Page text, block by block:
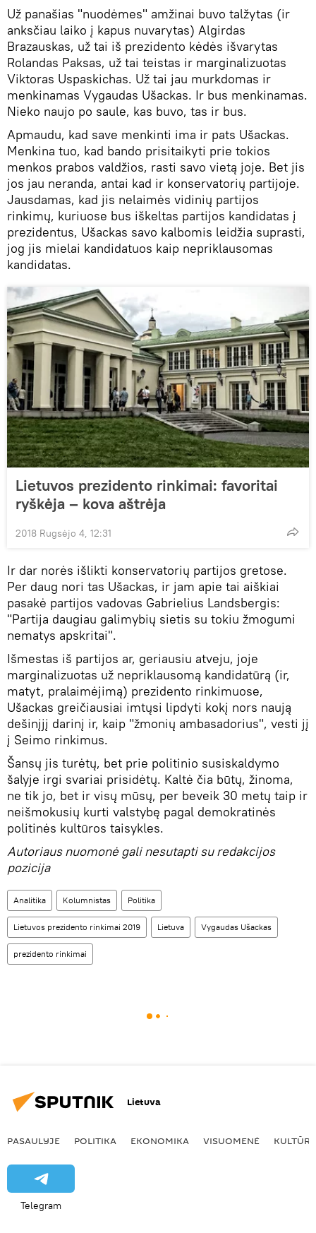
Už panašias "nuodėmes" amžinai buvo talžytas (ir
anksčiau laiko į kapus nuvarytas) Algirdas
Brazauskas, už tai iš prezidento kėdės išvarytas
Rolandas Paksas, už tai teistas ir marginalizuotas
Viktoras Uspaskichas. Už tai jau murkdomas ir
menkinamas Vygaudas Ušackas. Ir bus menkinamas.
Nieko naujo po saule, kas buvo, tas ir bus.
Apmaudu, kad save menkinti ima ir pats Ušackas.
Menkina tuo, kad bando prisitaikyti prie tokios
menkos prabos valdžios, rasti savo vietą joje. Bet jis
jos jau neranda, antai kad ir konservatorių partijoje.
Jausdamas, kad jis nelaimės vidinių partijos
rinkimų, kuriuose bus iškeltas partijos kandidatas į
prezidentus, Ušackas savo kalbomis leidžia suprasti,
jog jis mielai kandidatuos kaip nepriklausomas
kandidatas.
Lietuvos prezidento rinkimai: favoritai
ryškėja – kova aštrėja
2018 Rugsėjo 4, 12:31
Ir dar norės išlikti konservatorių partijos gretose.
Per daug nori tas Ušackas, ir jam apie tai aiškiai
pasakė partijos vadovas Gabrielius Landsbergis:
"Partija daugiau galimybių sietis su tokiu žmogumi
nematys apskritai".
Išmestas iš partijos ar, geriausiu atveju, joje
marginalizuotas už nepriklausomą kandidatūrą (ir,
matyt, pralaimėjimą) prezidento rinkimuose,
Ušackas greičiausiai imtųsi lipdyti kokį nors naują
dešinįjį darinį ir, kaip "žmonių ambasadorius", vesti jį
į Seimo rinkimus.
Šansų jis turėtų, bet prie politinio susiskaldymo
šalyje irgi svariai prisidėtų. Kaltė čia būtų, žinoma,
ne tik jo, bet ir visų mūsų, per beveik 30 metų taip ir
neišmokusių kurti valstybę pagal demokratinės
politinės kultūros taisykles.
Autoriaus nuomonė gali nesutapti su redakcijos
pozicija
Analitika Kolumnistas Politika
Lietuvos prezidento rinkimai 2019 Lietuva Vygaudas Ušackas
prezidento rinkimai
Lietuva
PASAULYJE POLITIKA EKONOMIKA VISUOMENĖ KULTŪRA
Telegram